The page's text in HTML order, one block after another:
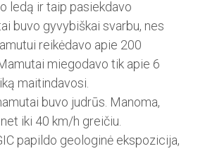
ledą ir taip pasiekdavo
buvo gyvybiškai svarbu, nes
reikėdavo apie 200
miegodavo tik apie 6
maitindavosi.
buvo judrūs. Manoma,
iki 40 km/h greičiu.
papildo geologinė ekspozicija,